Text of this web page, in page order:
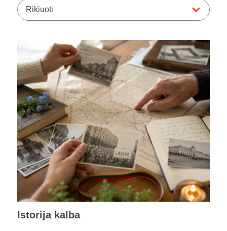
Rikiuoti
Istorija kalba